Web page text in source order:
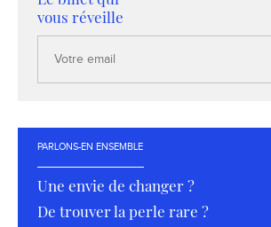
vous réveille
email
PARLONS-EN ENSEMBLE
Une envie de changer ?
De trouver la perle rare ?